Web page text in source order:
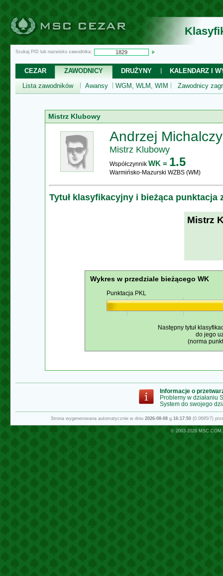
Szukaj PID lub nazwisko zawodnika:
CEZAR ZAWODNICY DRUŻYNY
KALENDARZ I
Lista zawodników
Awansy WGM, WLM, WIM Zawodnicy
Mistrz Klubowy
Andrzej
Mistrz Klubowy
Współczynnik WK = 1.5
Warmińsko-Mazurski WZBS (WM)
Tytuł klasyfikacyjny i bieżąca punktacja
Mistrz
Wykres w przedziale bieżącego WK
Punktacja PKL
Następny tytuł
do jego
(norma
Informacje o
Problemy w działaniu
System do swojego
Strona wygenerowana automatycznie w dniu 2026-08-08g.16:17:50(0.0695/7)
© 2003-2026